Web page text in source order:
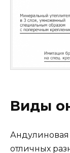
Виды
Андулиновая
отличных